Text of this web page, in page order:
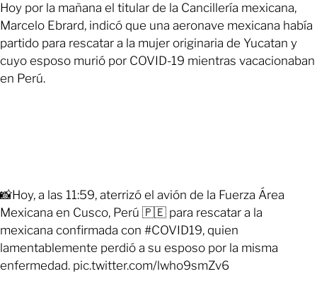
Hoy por la mañana el titular de la Cancillería mexicana,
Marcelo Ebrard, indicó que una aeronave mexicana había
partido para rescatar a la mujer originaria de Yucatan y
cuyo esposo murió por COVID-19 mientras vacacionaban
en Perú.
📸Hoy, a las 11:59, aterrizó el avión de la Fuerza Área
Mexicana en Cusco, Perú 🇵🇪 para rescatar a la
mexicana confirmada con #COVID19, quien
lamentablemente perdió a su esposo por la misma
enfermedad. pic.twitter.com/lwho9smZv6